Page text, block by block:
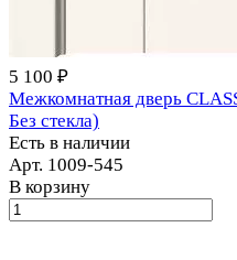
5 100 ₽
Межкомнатная дверь
Без стекла)
Есть в наличии
Арт. 1009-545
В корзину